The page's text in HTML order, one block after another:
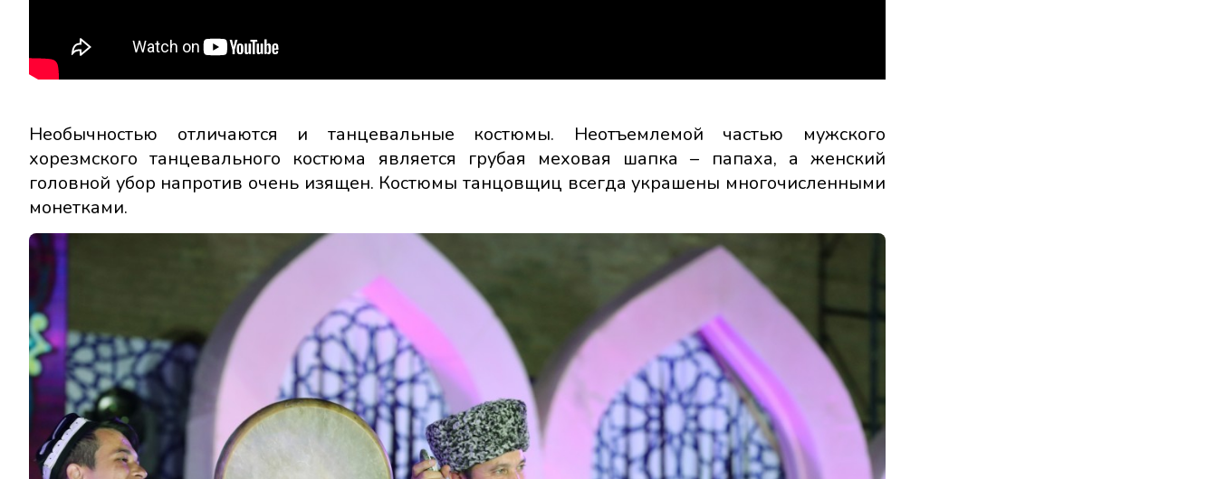
Необычностью отличаются и танцевальные костюмы. Неотъемлемой частью мужского
хорезмского танцевального костюма является грубая меховая шапка – папаха, а женский
головной убор напротив очень изящен. Костюмы танцовщиц всегда украшены многочисленными
монетками.